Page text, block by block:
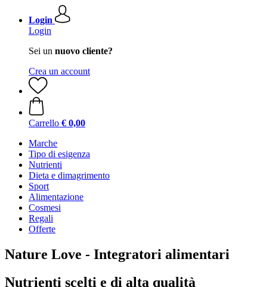
Login
Login
Sei un nuovo cliente?
Crea un account
Carrello € 0,00
Marche
Tipo di esigenza
Nutrienti
Dieta e dimagrimento
Sport
Alimentazione
Cosmesi
Regali
Offerte
Nature Love - Integratori alimentari
Nutrienti scelti e di alta qualità